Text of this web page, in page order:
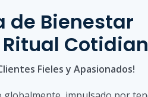
de Bienestar
Fieles y Apasionados!